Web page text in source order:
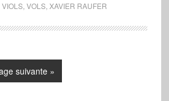
VIOLS, VOLS, XAVIER RAUFER
suivante »